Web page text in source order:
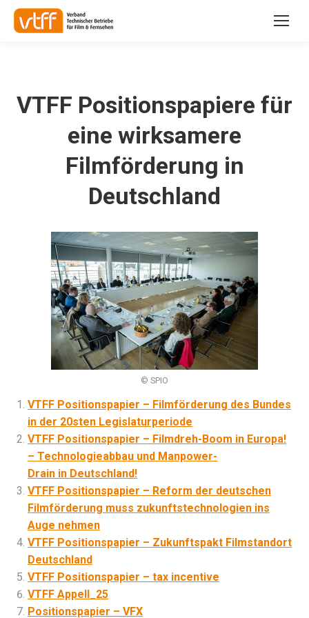
VTFF Positionspapiere für
eine wirksamere
Filmförderung in
Deutschland
© SPIO
VTFF Positionspapier – Filmförderung des Bundes
in der 20sten Legislaturperiode
VTFF Positionspapier – Filmdreh-Boom in Europa!
– Technologieabbau und Manpower-
Drain in Deutschland!
VTFF Positionspapier – Reform der deutschen
Filmförderung muss zukunftstechnologien ins
Auge nehmen
VTFF Positionspapier – Zukunftspakt Filmstandort
Deutschland
VTFF Positionspapier – tax incentive
VTFF Appell_25
Positionspapier – VFX